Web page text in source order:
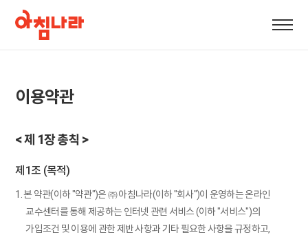
이용약관
< 제 1장 총칙 >
제1조 (목적)
1. 본 약관(이하 "약관")은 ㈜ 아침나라(이하 "회사")이 운영하는 온라인
교수센터를 통해 제공하는 인터넷 관련 서비스 (이하 "서비스")의
가입조건 및 이용에 관한 제반 사항과 기타 필요한 사항을 규정하고,